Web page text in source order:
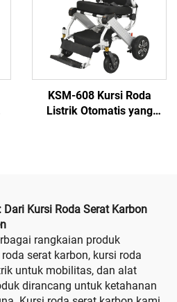
KSM-608 Kursi Roda
Listrik Otomatis yang
Kursi Roda Serat Karbon
rangkaian produk
serat karbon, kursi roda
untuk mobilitas, dan alat
dirancang untuk ketahanan